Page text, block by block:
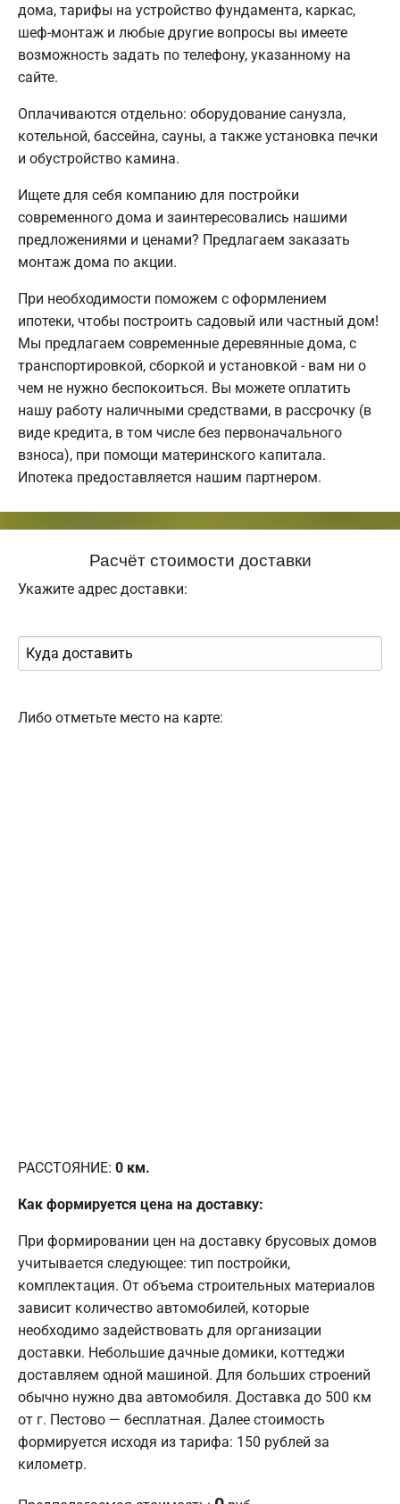
дома, тарифы на устройство фундамента, каркас,
шеф-монтаж и любые другие вопросы вы имеете
возможность задать по телефону, указанному на
сайте.
Оплачиваются отдельно: оборудование санузла,
котельной, бассейна, сауны, а также установка печки
и обустройство камина.
Ищете для себя компанию для постройки
современного дома и заинтересовались нашими
предложениями и ценами? Предлагаем заказать
монтаж дома по акции.
При необходимости поможем с оформлением
ипотеки, чтобы построить садовый или частный дом!
Мы предлагаем современные деревянные дома, с
транспортировкой, сборкой и установкой - вам ни о
чем не нужно беспокоиться. Вы можете оплатить
нашу работу наличными средствами, в рассрочку (в
виде кредита, в том числе без первоначального
взноса), при помощи материнского капитала.
Ипотека предоставляется нашим партнером.
Расчёт стоимости доставки
Укажите адрес доставки:
Либо отметьте место на карте:
РАССТОЯНИЕ: 0 км.
Как формируется цена на доставку:
При формировании цен на доставку брусовых домов
учитывается следующее: тип постройки,
комплектация. От объема строительных материалов
зависит количество автомобилей, которые
необходимо задействовать для организации
доставки. Небольшие дачные домики, коттеджи
доставляем одной машиной. Для больших строений
обычно нужно два автомобиля. Доставка до 500 км
от г. Пестово — бесплатная. Далее стоимость
формируется исходя из тарифа: 150 рублей за
километр.